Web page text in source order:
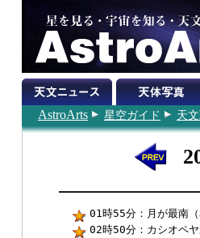
AstroArts 星空ガイド 天
01時55分：月が最南
02時50分：カシオペ